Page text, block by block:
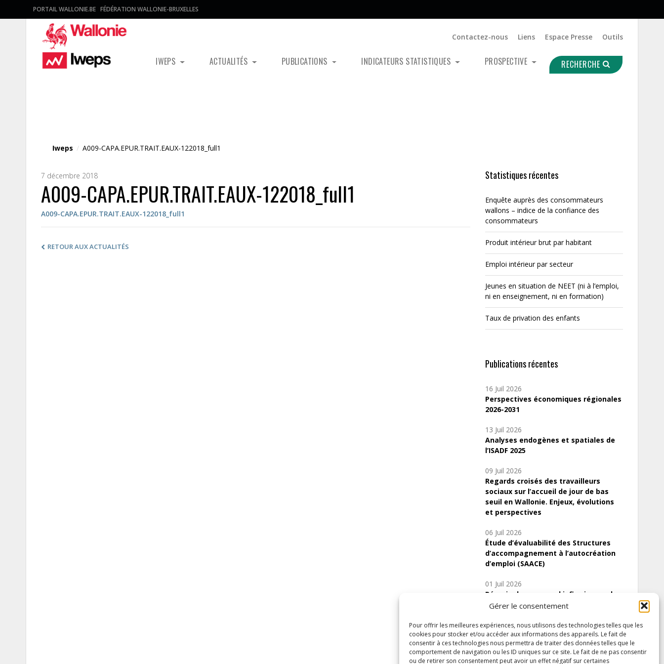
Gérer le consentement
Pour offrir les meilleures expériences, nous utilisons des technologies telles que les
cookies pour stocker et/ou accéder aux informations des appareils. Le fait de
consentir à ces technologies nous permettra de traiter des données telles que le
comportement de navigation ou les ID uniques sur ce site. Le fait de ne pas consentir
ou de retirer son consentement peut avoir un effet négatif sur certaines
PORTAIL WALLONIE.BE FÉDÉRATION WALLONIE-BRUXELLES
Contactez-nous Liens Espace Presse Outils
IWEPS ACTUALITÉS PUBLICATIONS INDICATEURS STATISTIQUES PROSPECTIVE RECHERCHE
Iweps / A009-CAPA.EPUR.TRAIT.EAUX-122018_full1
7 décembre 2018
A009-CAPA.EPUR.TRAIT.EAUX-122018_full1
A009-CAPA.EPUR.TRAIT.EAUX-122018_full1
RETOUR AUX ACTUALITÉS
Statistiques récentes
Enquête auprès des consommateurs
wallons – indice de la confiance des
consommateurs
Produit intérieur brut par habitant
Emploi intérieur par secteur
Jeunes en situation de NEET (ni à l’emploi,
ni en enseignement, ni en formation)
Taux de privation des enfants
Publications récentes
16 Juil 2026
Perspectives économiques régionales
2026-2031
13 Juil 2026
Analyses endogènes et spatiales de
l’ISADF 2025
09 Juil 2026
Regards croisés des travailleurs
sociaux sur l’accueil de jour de bas
seuil en Wallonie. Enjeux, évolutions
et perspectives
06 Juil 2026
Étude d’évaluabilité des Structures
d’accompagnement à l’autocréation
d’emploi (SAACE)
01 Juil 2026
Pénurie du personnel infirmier :quels
indicateurs d’offre de soins pour
Inscrivez-vous à notre newsletter